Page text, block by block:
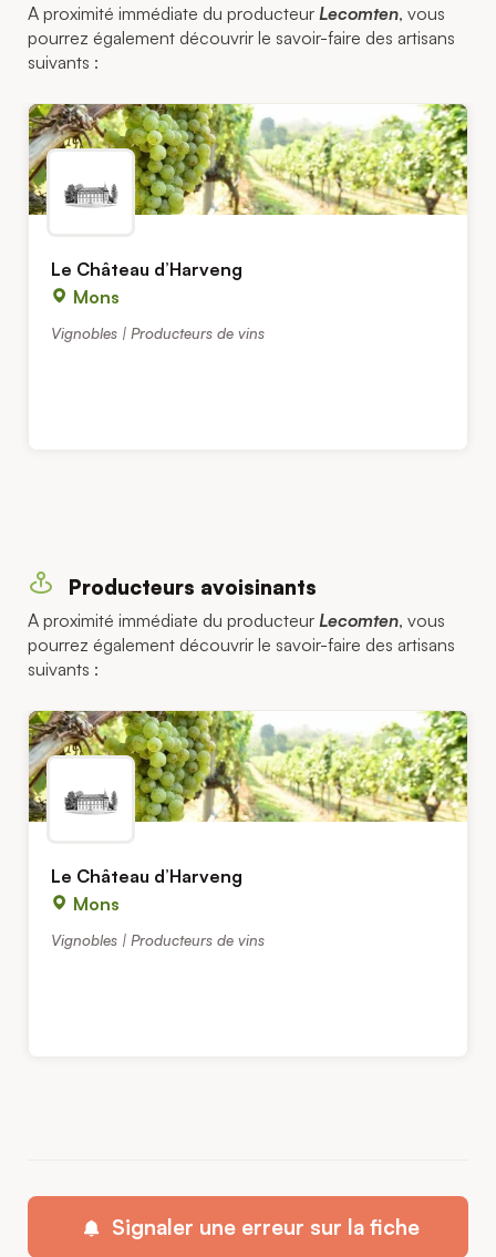
A proximité immédiate du producteur Lecomten, vous
pourrez également découvrir le savoir-faire des artisans
suivants :
Le Château d’Harveng
Mons
Vignobles | Producteurs de vins
Producteurs avoisinants
A proximité immédiate du producteur Lecomten, vous
pourrez également découvrir le savoir-faire des artisans
suivants :
Le Château d’Harveng
Mons
Vignobles | Producteurs de vins
Signaler une erreur sur la fiche